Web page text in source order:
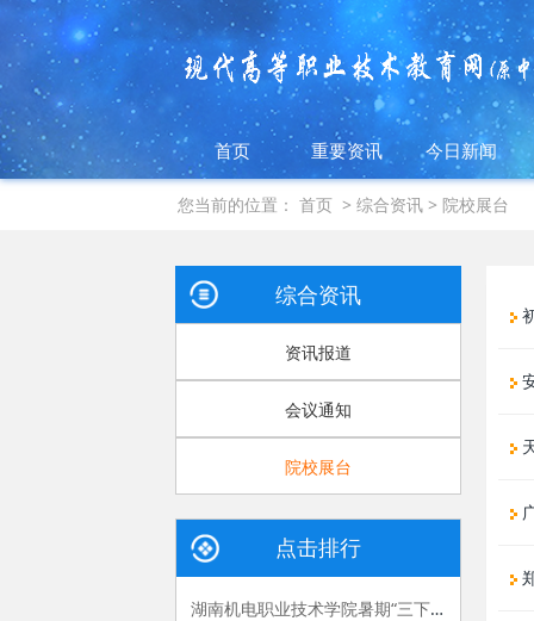
首页 重要资讯 今日新闻
您当前的位置：首页 >综合资讯 >院校展台
综合资讯
资讯报道
会议通知
院校展台
点击排行
湖南机电职业技术学院暑期“三下乡”：长大后，我就成了你